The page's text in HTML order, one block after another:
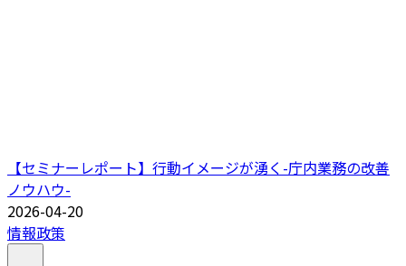
【セミナーレポート】行動イメージが湧く-庁内業務の改善
ノウハウ-
2026-04-20
情報政策